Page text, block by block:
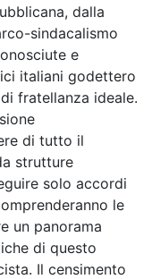
dalla
sindacalismo
e
italiani godettero
fratellanza ideale.
di tutto il
strutture
solo accordi
le
un panorama
di questo
Il censimento